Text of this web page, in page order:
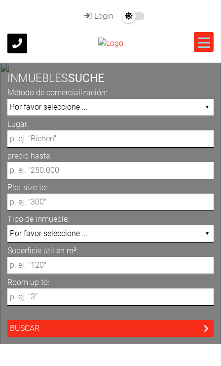
Login
INMUEBLESSUCHE
Método de comercialización:
Lugar:
precio hasta:
Plot size to:
Tipo de inmueble:
Superficie útil en m²:
Room up to: